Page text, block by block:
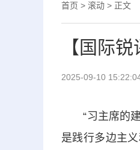
首页 > 滚动 > 正文
【国际
2025-09-10
“习主席的建
是践行多边主